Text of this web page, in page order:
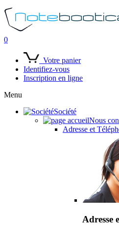
0
Votre panier
Identifiez-vous
Inscription en ligne
Menu
Société
Nous
Adresse et
Adresse